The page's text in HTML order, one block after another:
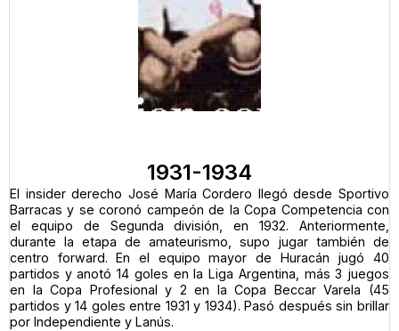
1931-1934
El insider derecho José María Cordero llegó desde Sportivo
Barracas y se coronó campeón de la Copa Competencia con
el equipo de Segunda división, en 1932. Anteriormente,
durante la etapa de amateurismo, supo jugar también de
centro forward. En el equipo mayor de Huracán jugó 40
partidos y anotó 14 goles en la Liga Argentina, más 3 juegos
en la Copa Profesional y 2 en la Copa Beccar Varela (45
partidos y 14 goles entre 1931 y 1934). Pasó después sin brillar
por Independiente y Lanús.